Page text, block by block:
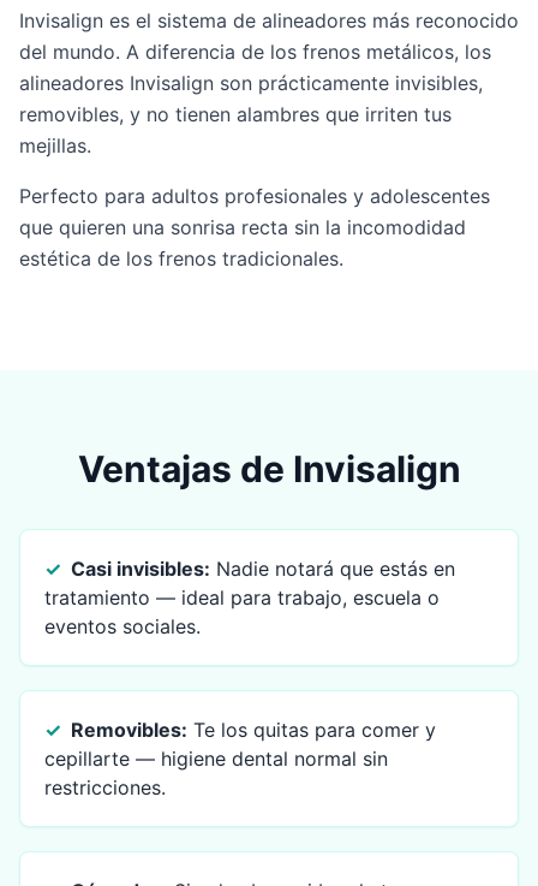
Invisalign es el sistema de alineadores más reconocido
del mundo. A diferencia de los frenos metálicos, los
alineadores Invisalign son prácticamente invisibles,
removibles, y no tienen alambres que irriten tus
mejillas.
Perfecto para adultos profesionales y adolescentes
que quieren una sonrisa recta sin la incomodidad
estética de los frenos tradicionales.
Ventajas de Invisalign
✓ Casi invisibles: Nadie notará que estás en
tratamiento — ideal para trabajo, escuela o
eventos sociales.
✓ Removibles: Te los quitas para comer y
cepillarte — higiene dental normal sin
restricciones.